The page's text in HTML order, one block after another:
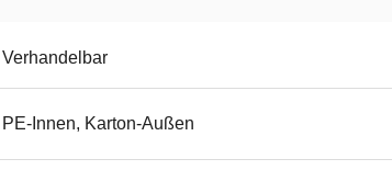
Verhandelbar
PE-Innen, Karton-Außen